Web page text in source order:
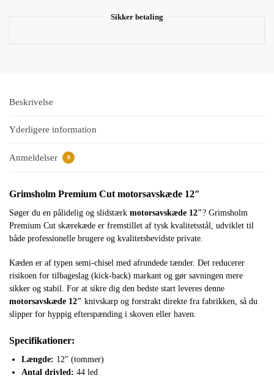
Sikker betaling
Beskrivelse
Yderligere information
Anmeldelser 0
Grimsholm Premium Cut motorsavskæde 12″
Søger du en pålidelig og slidstærk motorsavskæde 12″? Grimsholm
Premium Cut skærekæde er fremstillet af tysk kvalitetsstål, udviklet til
både professionelle brugere og kvalitetsbevidste private.
Kæden er af typen semi-chisel med afrundede tænder. Det reducerer
risikoen for tilbageslag (kick-back) markant og gør savningen mere
sikker og stabil. For at sikre dig den bedste start leveres denne
motorsavskæde 12″ knivskarp og forstrakt direkte fra fabrikken, så du
slipper for hyppig efterspænding i skoven eller haven.
Specifikationer:
Længde: 12″ (tommer)
Antal drivled: 44 led